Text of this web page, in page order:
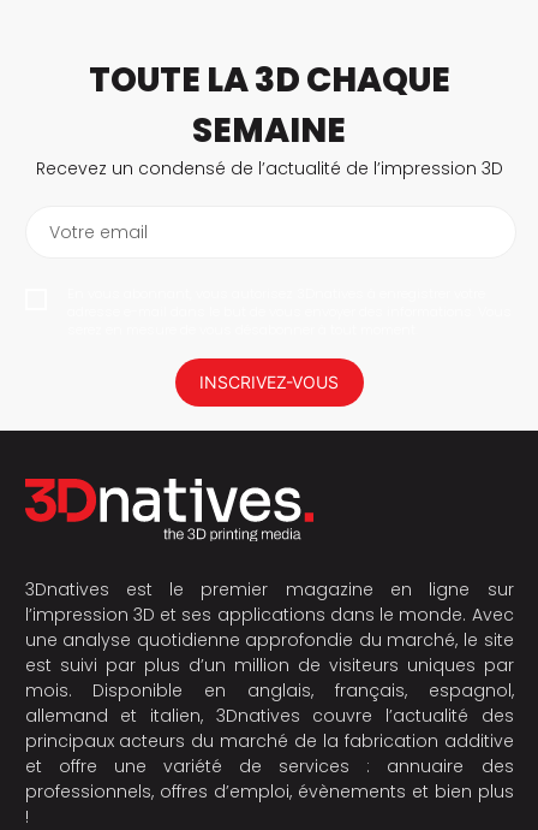
TOUTE LA 3D CHAQUE
SEMAINE
Recevez un condensé de l’actualité de l’impression 3D
Votre email
INSCRIVEZ-VOUS
3Dnatives est le premier magazine en ligne sur
l’impression 3D et ses applications dans le monde. Avec
une analyse quotidienne approfondie du marché, le site
est suivi par plus d’un million de visiteurs uniques par
mois. Disponible en anglais, français, espagnol,
allemand et italien, 3Dnatives couvre l’actualité des
principaux acteurs du marché de la fabrication additive
et offre une variété de services : annuaire des
professionnels, offres d’emploi, évènements et bien plus
!